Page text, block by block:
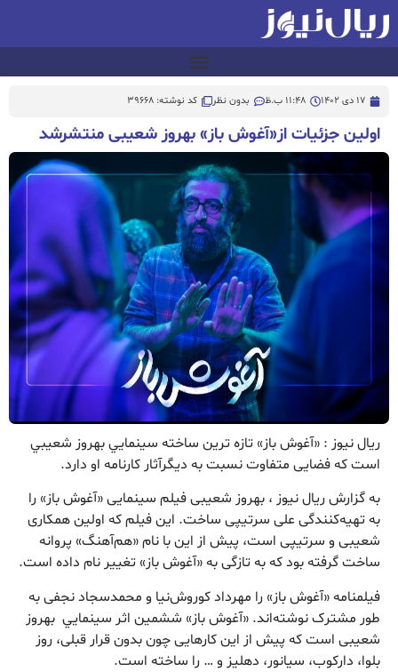
17 دی 1402 11:48 ب.ظ بدون نظر کد نوشته: 39668
اولین جزئیات از«آغوش باز» بهروز شعیبی منتشرشد
ریال نیوز : «آغوش باز» تازه ترين ساخته سينمايي بهروز شعيبي
است كه فضایی متفاوت نسبت به دیگرآثار کارنامه او دارد.
به گزارش ریال نیوز ، بهروز شعیبی فیلم سينمايی «آغوش باز» را
به تهیه‌کنندگی علی سرتیپی ساخت. این فیلم که اولین همکاری
شعیبی و سرتیپی است، پیش از این با نام «هم‌آهنگ» پروانه
ساخت گرفته بود که به تازگی به «آغوش باز» تغییر نام داده است.
فیلمنامه «آغوش باز» را مهرداد کوروش‌نیا و محمدسجاد نجفی به
طور مشترک نوشته‌اند. «آغوش باز» ششمین اثر سينمايي بهروز
شعیبی است که پیش از این کارهایی چون بدون قرار قبلی، روز
بلوا، دارکوب، سیانور، دهلیز و … را ساخته است.